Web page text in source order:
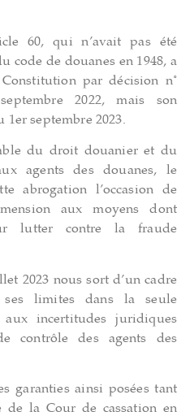
60, qui n’avait pas été
code de douanes en 1948, a
par décision n°
2022, mais son
1er septembre 2023.
du droit douanier et du
agents des douanes, le
abrogation l’occasion de
aux moyens dont
lutter contre la fraude
2023 nous sort d’un cadre
limites dans la seule
incertitudes juridiques
contrôle des agents des
garanties ainsi posées tant
de la Cour de cassation en